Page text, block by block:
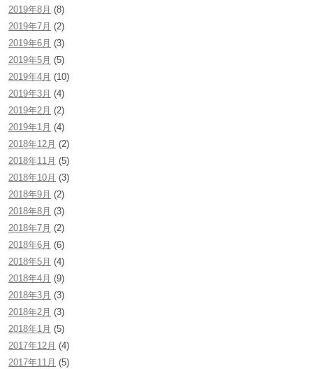
2019年8月 (8)
2019年7月 (2)
2019年6月 (3)
2019年5月 (5)
2019年4月 (10)
2019年3月 (4)
2019年2月 (2)
2019年1月 (4)
2018年12月 (2)
2018年11月 (5)
2018年10月 (3)
2018年9月 (2)
2018年8月 (3)
2018年7月 (2)
2018年6月 (6)
2018年5月 (4)
2018年4月 (9)
2018年3月 (3)
2018年2月 (3)
2018年1月 (5)
2017年12月 (4)
2017年11月 (5)